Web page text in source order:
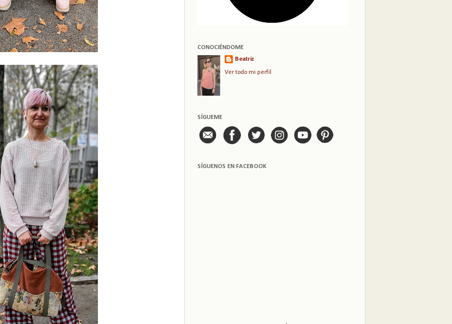
CONOCIÉNDOME
Beatriz
Ver todo mi perfil
SÍGUEME
SÍGUENOS EN FACEBOOK